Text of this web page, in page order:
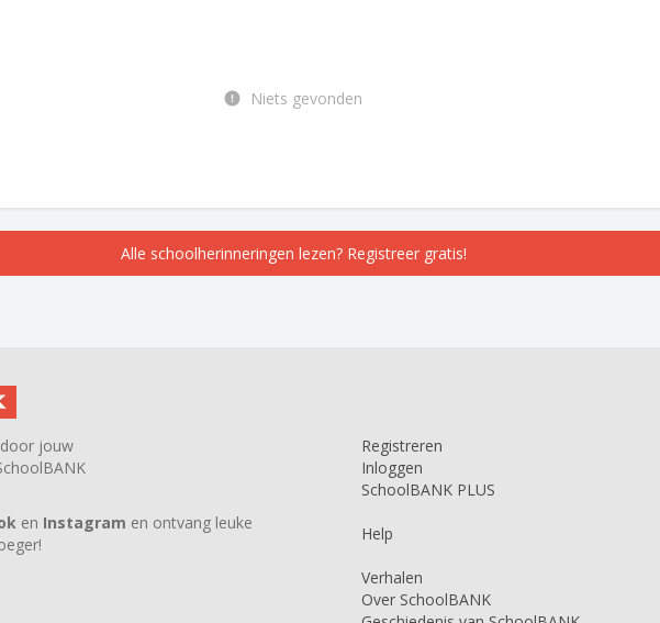
Niets gevonden
Alle schoolherinneringen lezen? Registreer gratis!
jouw
en Instagram en ontvang leuke
Registreren
Inloggen
SchoolBANK PLUS
Help
Verhalen
Over SchoolBANK